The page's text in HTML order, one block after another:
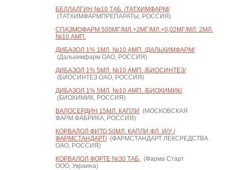
БЕЛЛАЛГИН №10 ТАБ. /ТАТХИМФАРМ/
(ТАТХИМФАРМПРЕПАРАТЫ, РОССИЯ)
СПАЗМОФАРМ 500МГ/МЛ.+2МГ/МЛ.+0,02МГ/МЛ. 2МЛ.
№10 АМП.
ДИБАЗОЛ 1% 1МЛ. №10 АМП. /ДАЛЬХИМФАРМ/
(Дальхимфарм ОАО, РОССИЯ)
ДИБАЗОЛ 1% 5МЛ. №10 АМП. /БИОСИНТЕЗ/
(БИОСИНТЕЗ ОАО, РОССИЯ)
ДИБАЗОЛ 1% 5МЛ. №10 АМП. /БИОХИМИК/
(БИОХИМИК, РОССИЯ)
ВАЛОСЕРДИН 15МЛ. КАПЛИ (МОСКОВСКАЯ
ФАРМ.ФАБРИКА, РОССИЯ)
КОРВАЛОЛ ФИТО 50МЛ. КАПЛИ ФЛ. И/У /
ФАРМСТАНДАРТ/(ФАРМСТАНДАРТ ЛЕКСРЕДСТВА
ОАО, РОССИЯ)
КОРВАЛОЛ ФОРТЕ №30 ТАБ.(Фарма Старт
ООО, Украина)